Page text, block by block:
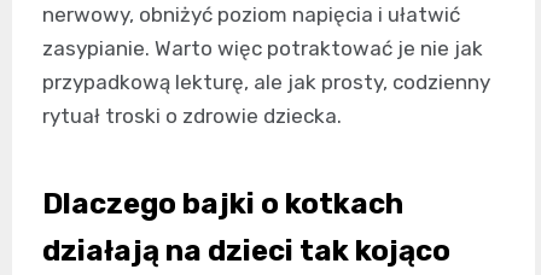
nerwowy, obniżyć poziom napięcia i ułatwić
zasypianie. Warto więc potraktować je nie jak
przypadkową lekturę, ale jak prosty, codzienny
rytuał troski o zdrowie dziecka.
Dlaczego bajki o kotkach
działają na dzieci tak kojąco